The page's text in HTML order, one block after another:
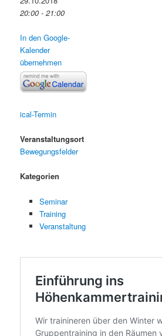
20:00 - 21:00
In den Google-
Kalender
übernehmen
ical-Termin
Veranstaltungsort
Bewegungsfelder
Kategorien
Seminar
Training
Veranstaltung